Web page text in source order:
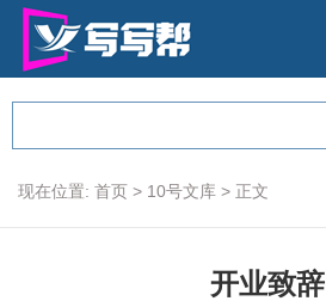
现在位置: 首页 > 10号文库 > 正文
开业致辞